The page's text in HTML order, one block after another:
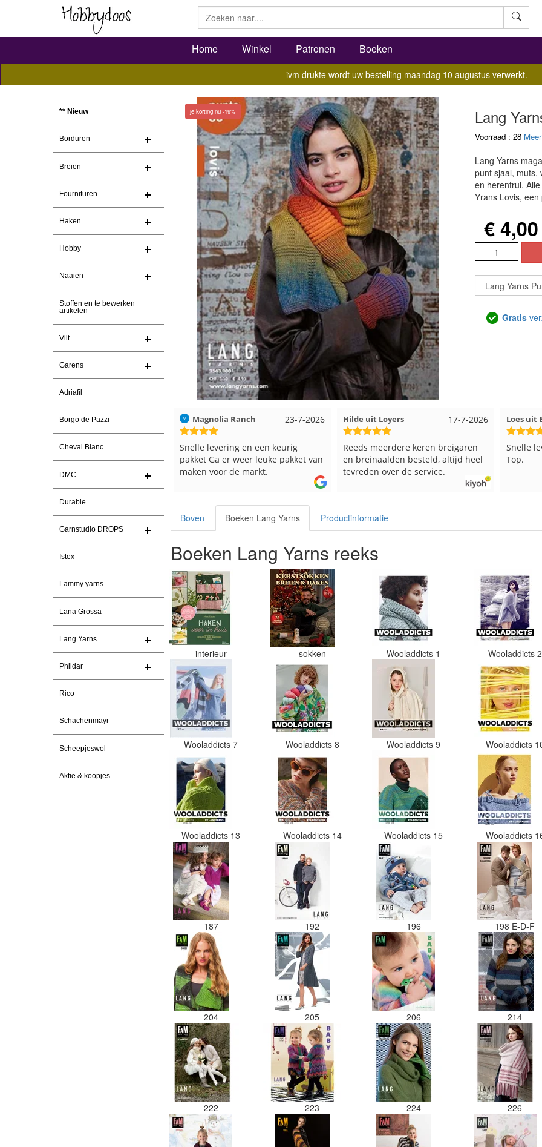
Home Winkel Patronen Boeken
ivm drukte wordt uw bestelling maandag 10 augustus verwerkt.
** Nieuw
Borduren
Breien
Fournituren
Haken
Hobby
Naaien
Stoffen en te bewerken
artikelen
Vilt
Garens
Adriafil
Borgo de Pazzi
Cheval Blanc
DMC
Durable
Garnstudio DROPS
Istex
Lammy yarns
Lana Grossa
Lang Yarns
Phildar
Rico
Schachenmayr
Scheepjeswol
Aktie & koopjes
je korting nu -19% Lang
Voorraad : 28
Lang Yarns
punt sjaal, muts,
en herentrui.
Yrans Lovis,
€ 4,00
Gratis
23-7-2026
Magnolia Ranch
Snelle levering en een keurig
pakket Ga er weer leuke pakket van
maken voor de markt.
17-7-2026
Hilde uit Loyers
Reeds meerdere keren breigaren
en breinaalden besteld, altijd heel
tevreden over de service.
12-7-2026
Loes uit EMMELOORD
Snelle levering en keurig verpakt.
Top.
Boven Boeken Lang Yarns Productinformatie
Boeken Lang Yarns reeks
interieur sokken Wooladdicts 1 Wooladdicts 2
Wooladdicts 7 Wooladdicts 8 Wooladdicts 9 Wooladdicts
Wooladdicts 13 Wooladdicts 14 Wooladdicts 15 Wooladdicts
187 192 196 198 E-D-F
204 205 206 214
222 223 224 226